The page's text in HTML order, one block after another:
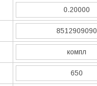
0.20000
8512909090
компл
650